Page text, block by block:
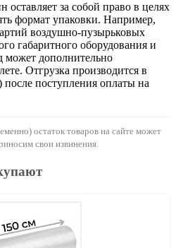
за собой право в целях
формат упаковки. Например,
воздушно-пузырьковых
габаритного оборудования и
может дополнительно
Отгрузка производится в
после поступления оплаты на
остаток товаров на сайте может
свои извинения.